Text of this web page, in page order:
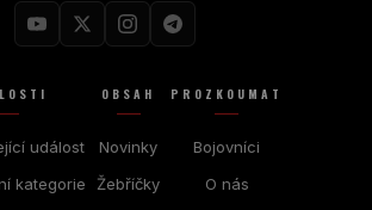
událost
kategorie
OBSAH
Novinky
Žebříčky
PROZKOUMAT
Bojovníci
O nás